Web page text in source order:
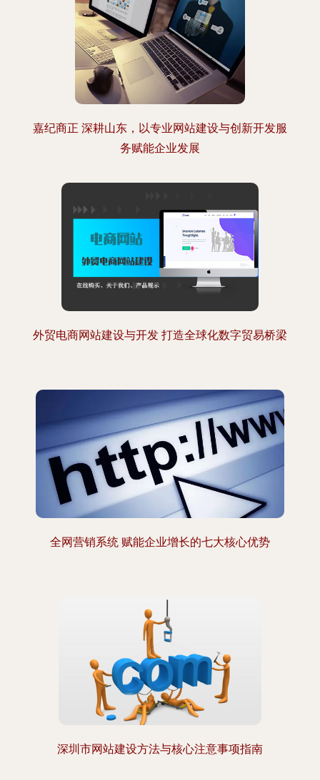
嘉纪商正 深耕山东，以专业网站建设与创新开发服
务赋能企业发展
外贸电商网站建设与开发 打造全球化数字贸易桥梁
全网营销系统 赋能企业增长的七大核心优势
深圳市网站建设方法与核心注意事项指南